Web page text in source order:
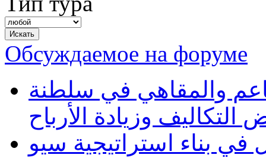
Обсуждаемое на форуме
والمقاهي في سلطنة
وزيادة الأرباح
بناء استراتيجية سيو